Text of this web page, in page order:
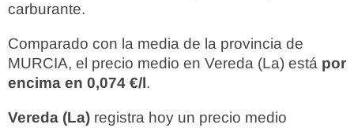
carburante.
Comparado con la media de la provincia de
MURCIA, el precio medio en Vereda (La) está por
encima en 0,074 €/l.
Vereda (La) registra hoy un precio medio